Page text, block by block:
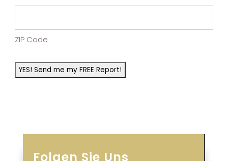
ZIP Code
Folgen Sie Uns